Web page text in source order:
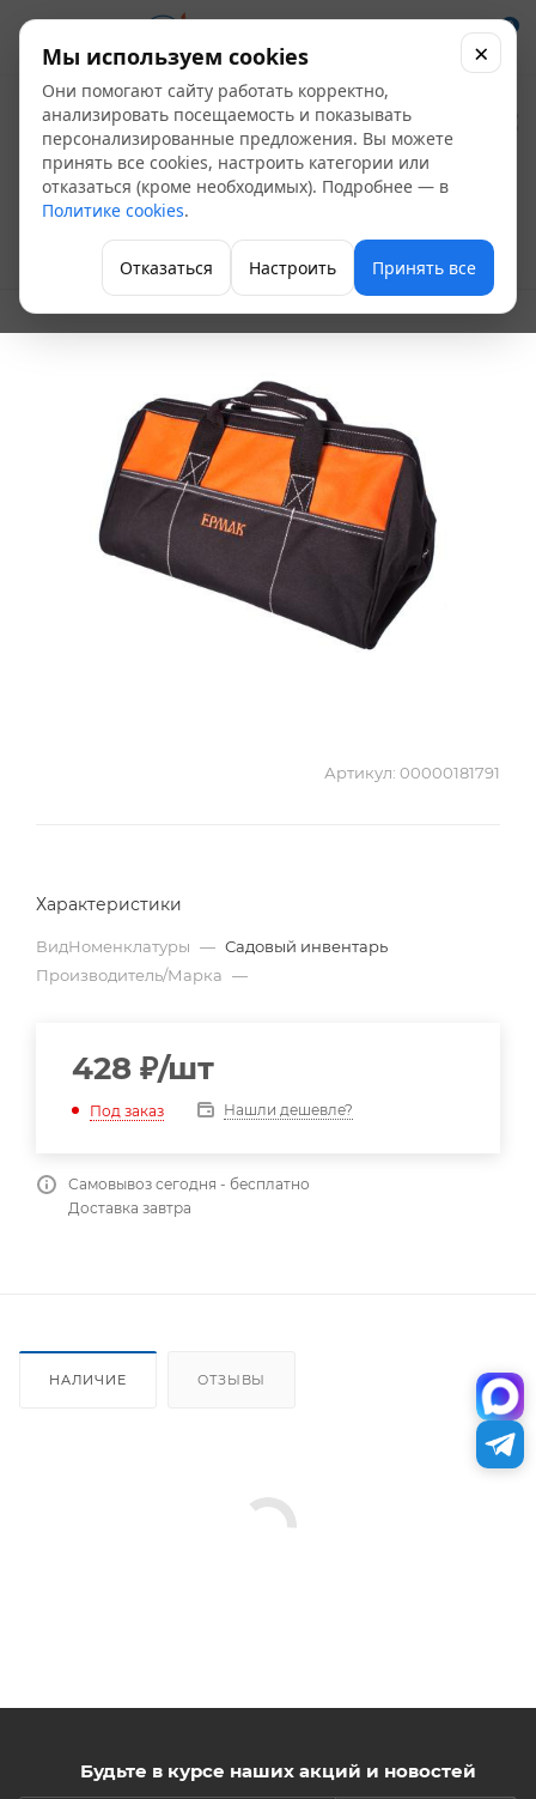
0
Сумка-пояс для
инструментов
44х23х28см
Ящики и сумки для инструмента
Артикул: 00000181791
Характеристики
ВидНоменклатуры — Садовый инвентарь
Производитель/Марка —
428 ₽/шт
Под заказ Нашли дешевле?
Самовывоз сегодня - бесплатно
Доставка завтра
НАЛИЧИЕ ОТЗЫВЫ
Будьте в курсе наших акций и новостей
Мы используем cookies
Они помогают сайту работать корректно,
анализировать посещаемость и показывать
персонализированные предложения. Вы можете
принять все cookies, настроить категории или
отказаться (кроме необходимых). Подробнее — в
Политике cookies.
Отказаться Настроить Принять все
×